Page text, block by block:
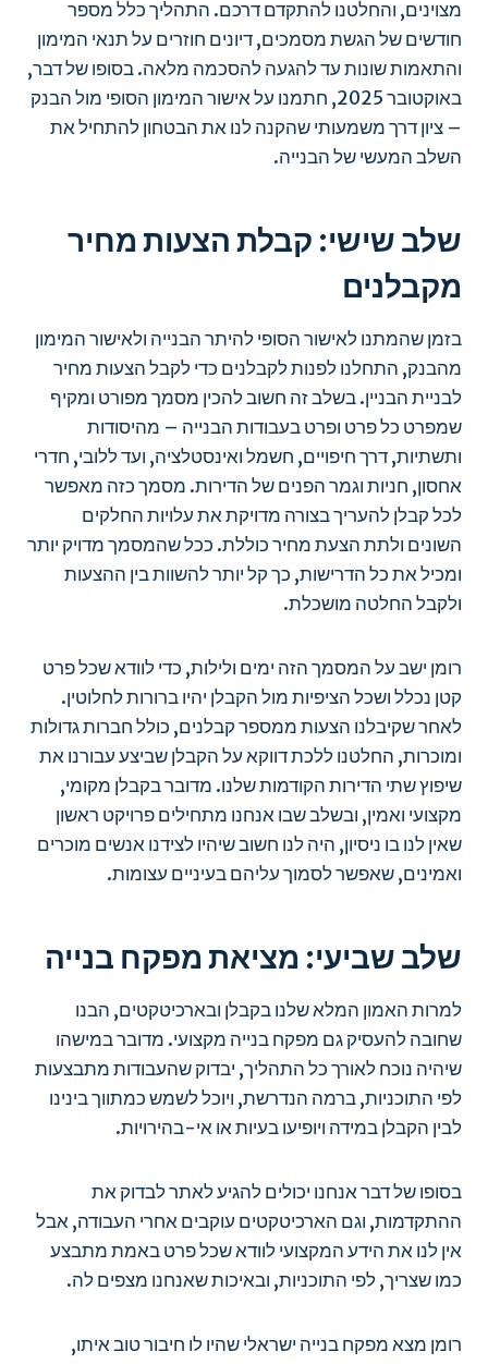
מצוינים, והחלטנו להתקדם דרכם. התהליך כלל מספר
חודשים של הגשת מסמכים, דיונים חוזרים על תנאי המימון
והתאמות שונות עד להגעה להסכמה מלאה. בסופו של דבר,
באוקטובר 2025, חתמנו על אישור המימון הסופי מול הבנק
– ציון דרך משמעותי שהקנה לנו את הבטחון להתחיל את
השלב המעשי של הבנייה.
שלב שישי: קבלת הצעות מחיר
מקבלנים
בזמן שהמתנו לאישור הסופי להיתר הבנייה ולאישור המימון
מהבנק, התחלנו לפנות לקבלנים כדי לקבל הצעות מחיר
לבניית הבניין. בשלב זה חשוב להכין מסמך מפורט ומקיף
שמפרט כל פרט ופרט בעבודות הבנייה – מהיסודות
ותשתיות, דרך חיפויים, חשמל ואינסטלציה, ועד ללובי, חדרי
אחסון, חניות וגמר הפנים של הדירות. מסמך כזה מאפשר
לכל קבלן להעריך בצורה מדויקת את עלויות החלקים
השונים ולתת הצעת מחיר כוללת. ככל שהמסמך מדויק יותר
ומכיל את כל הדרישות, כך קל יותר להשוות בין ההצעות
ולקבל החלטה מושכלת.
רומן ישב על המסמך הזה ימים ולילות, כדי לוודא שכל פרט
קטן נכלל ושכל הציפיות מול הקבלן יהיו ברורות לחלוטין.
לאחר שקיבלנו הצעות ממספר קבלנים, כולל חברות גדולות
ומוכרות, החלטנו ללכת דווקא על הקבלן שביצע עבורנו את
שיפוץ שתי הדירות הקודמות שלנו. מדובר בקבלן מקומי,
מקצועי ואמין, ובשלב שבו אנחנו מתחילים פרויקט ראשון
שאין לנו בו ניסיון, היה לנו חשוב שיהיו לצידנו אנשים מוכרים
ואמינים, שאפשר לסמוך עליהם בעיניים עצומות.
שלב שביעי: מציאת מפקח בנייה
למרות האמון המלא שלנו בקבלן ובארכיטקטים, הבנו
שחובה להעסיק גם מפקח בנייה מקצועי. מדובר במישהו
שיהיה נוכח לאורך כל התהליך, יבדוק שהעבודות מתבצעות
לפי התוכניות, ברמה הנדרשת, ויוכל לשמש כמתווך בינינו
לבין הקבלן במידה ויופיעו בעיות או אי-בהירויות.
בסופו של דבר אנחנו יכולים להגיע לאתר לבדוק את
ההתקדמות, וגם הארכיטקטים עוקבים אחרי העבודה, אבל
אין לנו את הידע המקצועי לוודא שכל פרט באמת מתבצע
כמו שצריך, לפי התוכניות, ובאיכות שאנחנו מצפים לה.
רומן מצא מפקח בנייה ישראלי שהיו לו חיבור טוב איתו,